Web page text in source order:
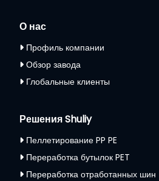
О нас
Профиль компании
Обзор завода
Глобальные клиенты
Решения Shuliy
Пеллетирование PP PE
Переработка бутылок PET
Переработка отработанных шин